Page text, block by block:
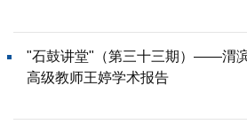
"石鼓讲堂"（第三十三期）——渭
高级教师王婷学术报告